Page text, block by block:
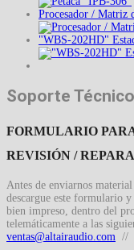
Procesador / Matriz
"WBS-202HD"
Soporte Técnico
FORMULARIO
REVISIÓN /
Antes de enviarnos
descargue este formulario
bien impreso, dentro del
telemáticamente a las
//